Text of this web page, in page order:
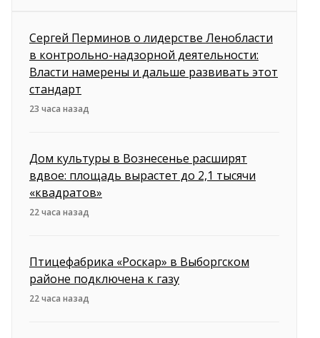
Сергей Перминов о лидерстве Ленобласти
в контрольно-надзорной деятельности:
Власти намерены и дальше развивать этот
стандарт
23 часа назад
Дом культуры в Вознесенье расширят
вдвое: площадь вырастет до 2,1 тысячи
«квадратов»
22 часа назад
Птицефабрика «Роскар» в Выборгском
районе подключена к газу
22 часа назад